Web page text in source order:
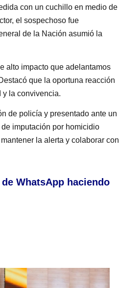
con un cuchillo en medio de
el sospechoso fue
de la Nación asumió la
alto impacto que adelantamos
que la oportuna reacción
y la convivencia.
de policía y presentado ante un
imputación por homicidio
la alerta y colaborar con
WhatsApp haciendo